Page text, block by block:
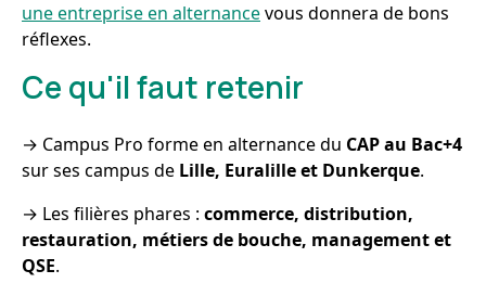
une entreprise en alternancevous donnera de bons
réflexes.
Ce qu'il faut retenir
→ Campus Pro forme en alternance du CAP au Bac+4
sur ses campus de Lille, Euralille et Dunkerque.
→ Les filières phares : commerce, distribution,
restauration, métiers de bouche, management et
QSE.